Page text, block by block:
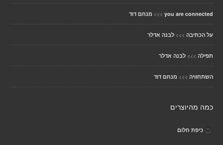
you are connected
>>> מנחם דוד
על הכתיבה >>> לבנה אדלר
תפילה >>> לבנה אדלר
השתחוויה >>> מנחם דוד
כמה מהיוצרים
כיפת חלום